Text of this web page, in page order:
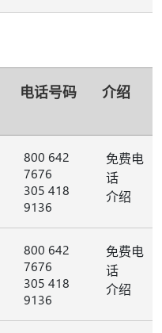
电话号码 介绍
800 642
7676
305 418
9136
免费电
话
介绍
800 642
7676
305 418
9136
免费电
话
介绍